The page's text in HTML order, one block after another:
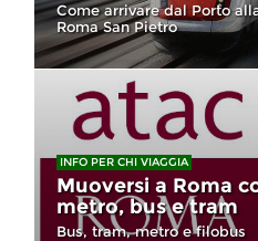
Come arrivare dal Porto
Roma San Pietro
INFO PER CHI VIAGGIA
Muoversi a Roma
metro, bus e tram
Bus, tram, metro e filobus